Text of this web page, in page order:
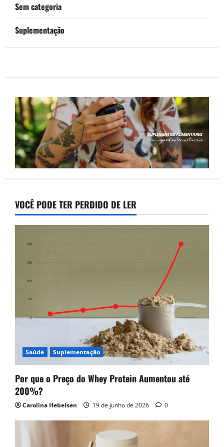
Sem categoria
Suplementação
VOCÊ PODE TER PERDIDO DE LER
Saúde Suplementação
Por que o Preço do Whey Protein Aumentou até
200%?
Carolina Hebeisen 19 de junho de 2026 0